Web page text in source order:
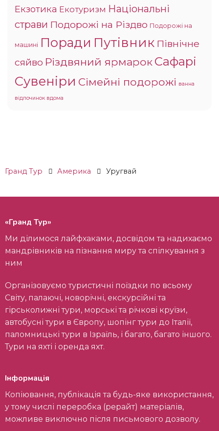
Екзотика Екотуризм Національні
страви Подорожі на Різдво Подорожі на
машині Поради Путівник Північне
сяйво Різдвяний ярмарокСафарі
Сувеніри Сімейні подорожі ванна
відпочинок вдома
Гранд Тур Америка Уругвай
«Гранд Тур»
Ми ділимося лайфхаками, досвідом та надихаємо
мандрівників на пізнання миру та спілкування з
ним
Організовуємо туристичні поїздки по всьому
Світу, палаючі, новорічні, екскурсійні та
гірськолижні тури, морські та річкові круїзи,
автобусні тури в Європу, шопінг тури до Італії,
паломницькі тури в Ізраїль, і багато, багато іншого.
Тури на яхті і оренда яхт.
Інформація
Копіювання, публікація та будь-яке використання,
у тому числі переробка (рерайт) матеріалів,
можливе виключно після письмового дозволу.